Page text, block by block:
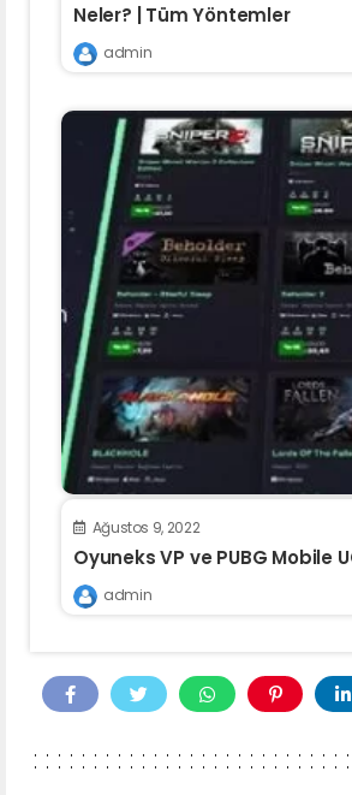
Neler? | Tüm Yöntemler
admin
Ağustos 9, 2022
Oyuneks VP ve PUBG Mobile
admin